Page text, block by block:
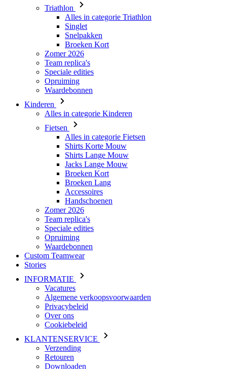
Zomer 2026
Team replica's
Speciale edities
Opruiming
Waardebonnen
Kinderen
Alles in categorie Kinderen
Fietsen
Alles in categorie Fietsen
Shirts Lange Mouw
Jacks Lange Mouw
Broeken Kort
Broeken Lang
Accessoires
Handschoenen
Zomer 2026
Team replica's
Speciale edities
Opruiming
Waardebonnen
Custom Teamwear
Stories
INFORMATIE
Vacatures
Algemene verkoopsvoorwaarden
Privacybeleid
Cookiebeleid
KLANTENSERVICE
Verzending
Retouren
Downloaden
Veelgestelde vragen
Maattabel
Contact
Inloggen